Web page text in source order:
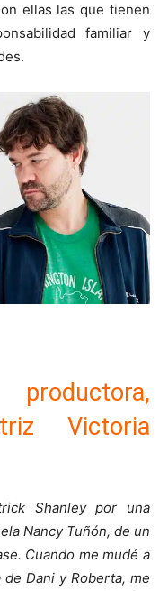
ellas las que tienen
familiar y
Victoria
Shanley por una
Nancy Tuñón, de un
Cuando me mudé a
Dani y Roberta, me